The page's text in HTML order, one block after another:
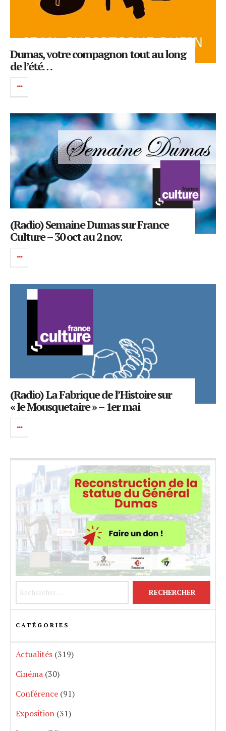
Dumas, votre compagnon tout au long
de l’été…
(Radio) Semaine Dumas sur France
Culture – 30 oct au 2 nov.
(Radio) La Fabrique de l’Histoire sur
« le Mousquetaire » – 1er mai
CATÉGORIES
Actualités (319)
Cinéma (30)
Conférence (91)
Exposition (31)